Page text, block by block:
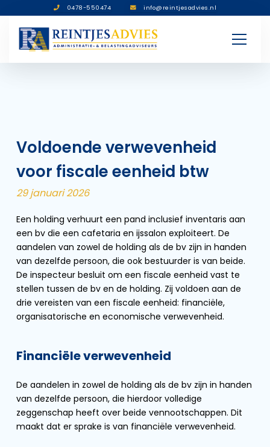
0478-550474 info@reintjesadvies.nl
Voldoende verwevenheid
voor fiscale eenheid btw
29 januari 2026
Een holding verhuurt een pand inclusief inventaris aan
een bv die een cafetaria en ijssalon exploiteert. De
aandelen van zowel de holding als de bv zijn in handen
van dezelfde persoon, die ook bestuurder is van beide.
De inspecteur besluit om een fiscale eenheid vast te
stellen tussen de bv en de holding. Zij voldoen aan de
drie vereisten van een fiscale eenheid: financiële,
organisatorische en economische verwevenheid.
Financiële verwevenheid
De aandelen in zowel de holding als de bv zijn in handen
van dezelfde persoon, die hierdoor volledige
zeggenschap heeft over beide vennootschappen. Dit
maakt dat er sprake is van financiële verwevenheid.